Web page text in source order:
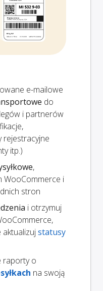
e-mailowe
do
i partnerów
rejestracyjne
itp.)
,
WooCommerce i
stron
i otrzymuj
statusy
raporty o
na swoją